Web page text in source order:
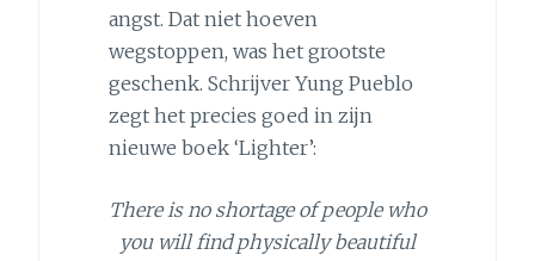
angst. Dat niet hoeven
wegstoppen, was het grootste
geschenk. Schrijver Yung Pueblo
zegt het precies goed in zijn
nieuwe boek ‘Lighter’:
There is no shortage of people who
you will find physically beautiful